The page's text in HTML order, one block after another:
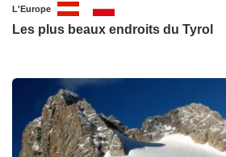
L'Europe
Les plus beaux endroits du Tyrol